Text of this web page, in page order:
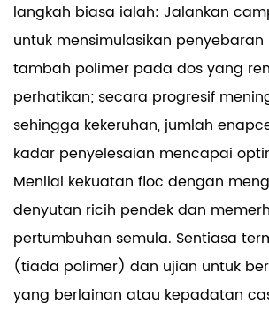
langkah biasa ialah: Jalankan
untuk mensimulasikan penyebaran
tambah polimer pada dos yang
perhatikan; secara progresif
sehingga kekeruhan, jumlah
kadar penyelesaian mencapai
Menilai kekuatan floc dengan
denyutan ricih pendek dan
pertumbuhan semula. Sentiasa
(tiada polimer) dan ujian untuk
yang berlainan atau kepadatan